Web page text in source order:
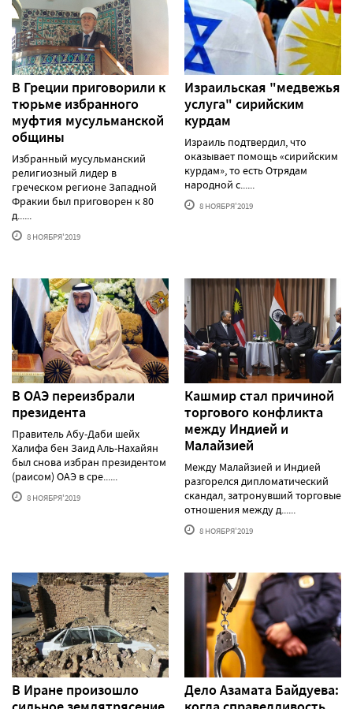
В Греции приговорили к
тюрьме избранного
муфтия мусульманской
общины
Избранный мусульманский
религиозный лидер в
греческом регионе Западной
Фракии был приговорен к 80
д......
8 НОЯБРЯ'2019
Израильская "медвежья
услуга" сирийским
курдам
Израиль подтвердил, что
оказывает помощь «сирийским
курдам», то есть Отрядам
народной с......
8 НОЯБРЯ'2019
В ОАЭ переизбрали
президента
Правитель Абу-Даби шейх
Халифа бен Заид Аль-Нахайян
был снова избран президентом
(раисом) ОАЭ в сре......
8 НОЯБРЯ'2019
Кашмир стал причиной
торгового конфликта
между Индией и
Малайзией
Между Малайзией и Индией
разгорелся дипломатический
скандал, затронувший торговые
отношения между д......
8 НОЯБРЯ'2019
В Иране произошло
Дело Азамата Байдуева: